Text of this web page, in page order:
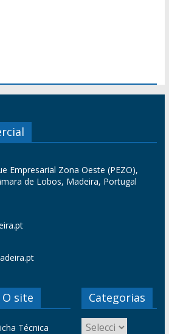
Empresarial Zona Oeste (PEZO),
de Lobos, Madeira, Portugal
O site
Técnica
Categorias